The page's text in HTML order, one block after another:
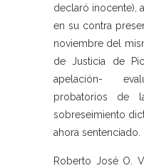
declaró inocente),
en su contra
noviembre del
de Justicia de
apelación-
probatorios de
sobreseimiento
ahora sentenciado.
Roberto José O.